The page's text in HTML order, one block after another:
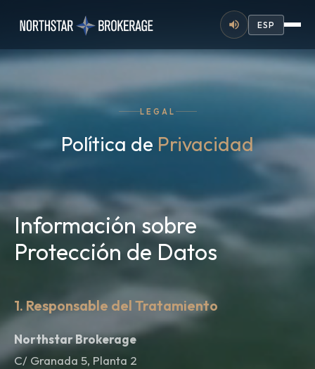
ESP
LEGAL
Política de Privacidad
Información sobre
Protección de Datos
1. Responsable del Tratamiento
Northstar Brokerage
C/ Granada 5, Planta 2